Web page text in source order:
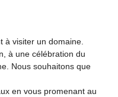
à visiter un domaine.
à une célébration du
Nous souhaitons que
en vous promenant au